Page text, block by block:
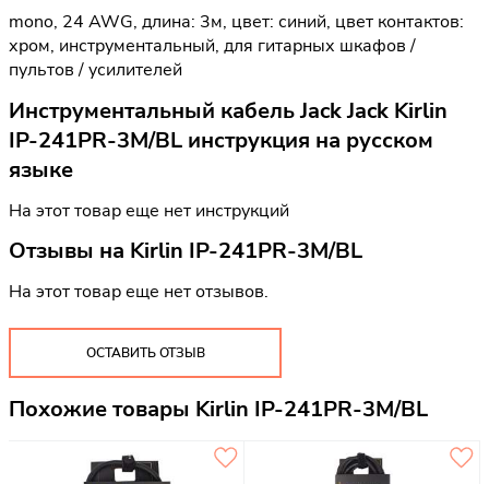
mono, 24 AWG, длина: 3м, цвет: синий, цвет контактов:
хром, инструментальный, для гитарных шкафов /
пультов / усилителей
Инструментальный кабель Jack Jack Kirlin
IP-241PR-3M/BL инструкция на русском
языке
На этот товар еще нет инструкций
Отзывы на Kirlin IP-241PR-3M/BL
На этот товар еще нет отзывов.
ОСТАВИТЬ ОТЗЫВ
Похожие товары Kirlin IP-241PR-3M/BL